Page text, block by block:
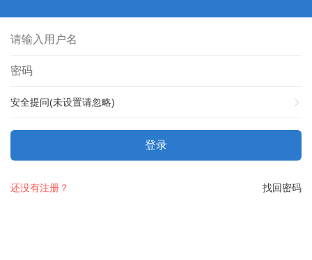
安全提问(未设置请忽略)
登录
找回密码
还没有注册？